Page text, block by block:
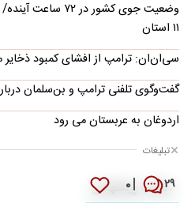
۲۹ ۰
وضعیت جوی کشور
۱۱ استان
سی‌ان‌ان: ترامپ از افشای کمبود
گفت‌وگوی تلفنی ترامپ و بن‌سلمان
اردوغان به عربستان می رود
تبلیغات
مطالب پیشنهادی